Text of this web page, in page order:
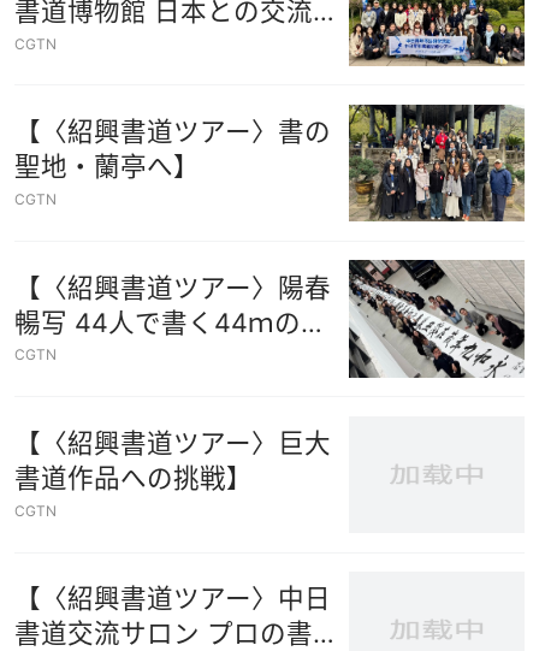
書道博物館 日本との交流の
証も】
CGTN
【〈紹興書道ツアー〉書の
聖地・蘭亭へ】
CGTN
【〈紹興書道ツアー〉陽春
暢写 44人で書く44ｍの
絆】
CGTN
【〈紹興書道ツアー〉巨大
書道作品への挑戦】
CGTN
【〈紹興書道ツアー〉中日
書道交流サロン プロの書道